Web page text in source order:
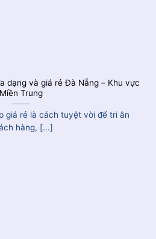
dạng và giá rẻ Đà Nẵng – Khu vực
Miền Trung
giá rẻ là cách tuyệt vời để tri ân
hàng, [...]